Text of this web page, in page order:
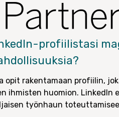
profiilistasi
opit rakentamaan profiilin,
ihmisten huomion. LinkedIn
työnhaun